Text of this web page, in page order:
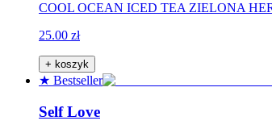
COOL OCEAN ICED TEA ZIELONA
25.00 zł
+ koszyk
★ Bestseller
Self Love